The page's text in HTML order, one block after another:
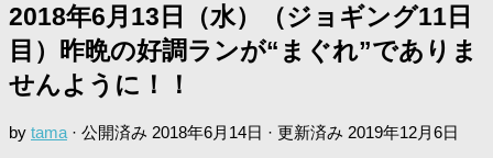
2018年6月13日（水）（ジョギング11日
目）昨晩の好調ランが“まぐれ”でありま
せんように！！
by tama · 公開済み 2018年6月14日 · 更新済み 2019年12月6日